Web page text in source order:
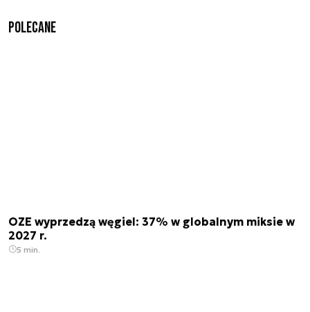
Polecane
OZE wyprzedzą węgiel: 37% w globalnym miksie w
2027 r.
5 min.